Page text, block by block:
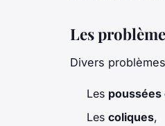
Les
Divers
Les
Les coliques,